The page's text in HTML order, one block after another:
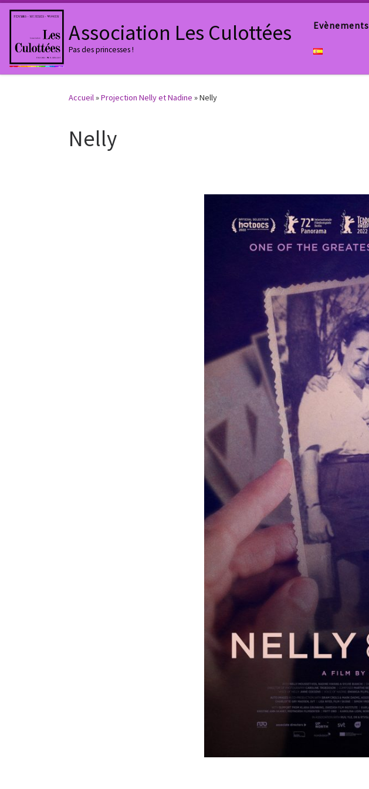
Passer au contenu
Association Les Culottées
Pas des princesses !
Evènements
Accueil»Projection Nelly et Nadine »Nelly
Nelly